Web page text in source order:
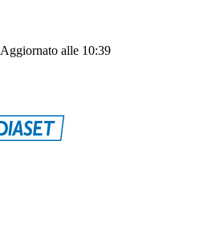
Aggiornato alle 10:39